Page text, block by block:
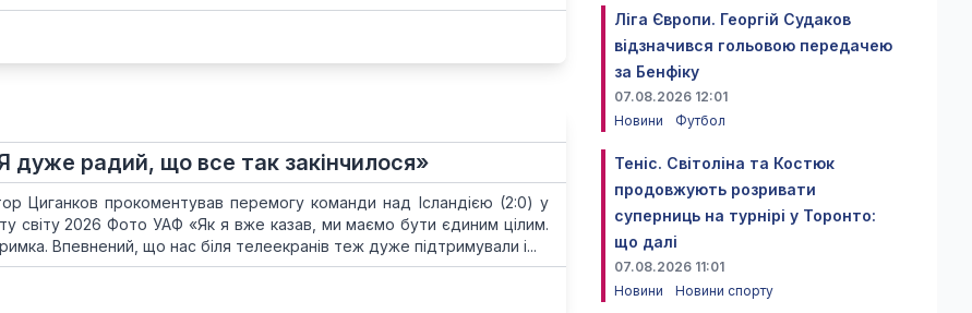
дуже радий, що все так закінчилося»
Циганков прокоментував перемогу команди над Ісландією (2:0) у
світу 2026 Фото УАФ «Як я вже казав, ми маємо бути єдиним цілим.
Впевнений, що нас біля телеекранів теж дуже підтримували і...
Ліга Європи. Георгій Судаков
відзначився гольовою передачею
за Бенфіку
07.08.2026 12:01
Новини
Футбол
Теніс. Світоліна та Костюк
продовжують розривати
суперниць на турнірі у Торонто:
що далі
07.08.2026 11:01
Новини
Новини спорту